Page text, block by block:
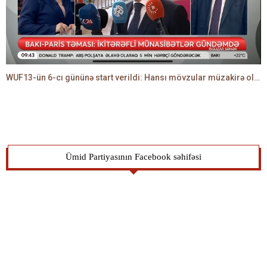
WUF13-ün 6-cı gününə start verildi: Hansı mövzular müzakirə olunacaq? -TALEH ƏLİYEV danışır
Ümid Partiyasının Facebook səhifəsi